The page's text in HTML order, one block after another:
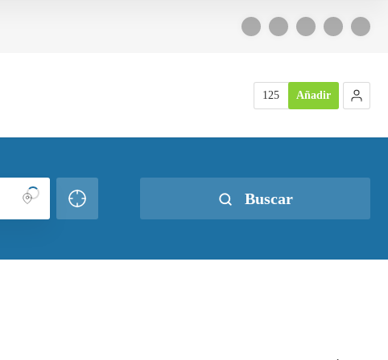
125 Añadir
Buscar